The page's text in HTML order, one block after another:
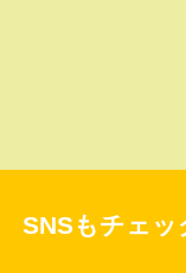
SNSもチェッ